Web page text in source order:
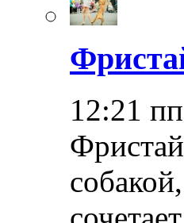
12:21